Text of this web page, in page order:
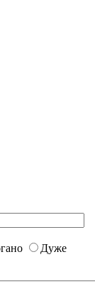
Дуже